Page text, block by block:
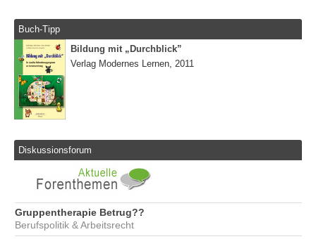
Buch-Tipp
Bildung mit „Durchblick”
Verlag Modernes Lernen, 2011
Diskussionsforum
Gruppentherapie Betrug??
Berufspolitik & Arbeitsrecht